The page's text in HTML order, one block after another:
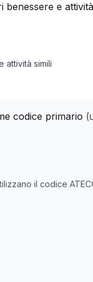
e
attività simili
codice primario
il codice